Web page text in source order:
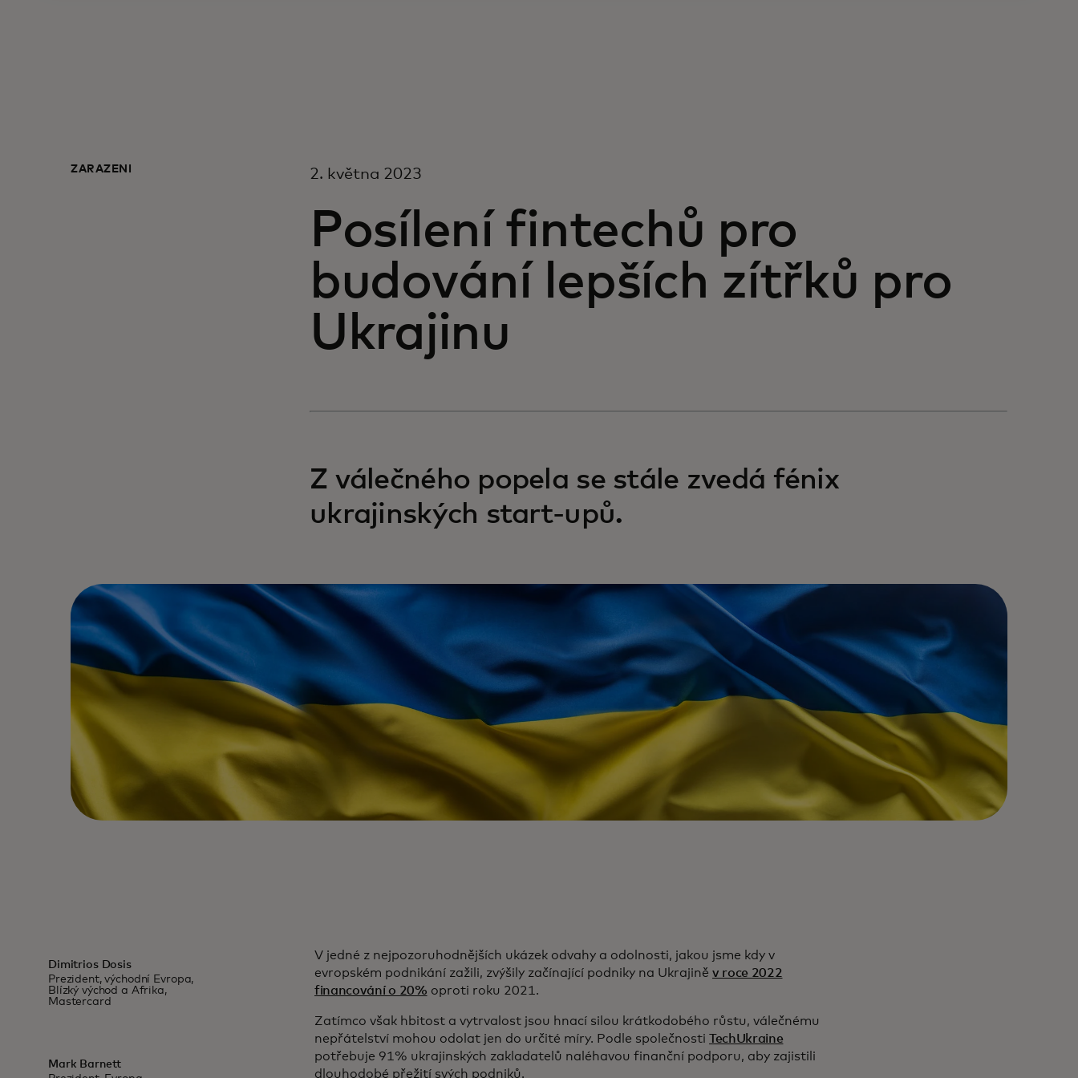
ZAŘAZENÍ 2. května 2023
Posílení fintechů pro
budování lepších zítřků pro
Ukrajinu
Z válečného popela se stále zvedá fénix
ukrajinských start-upů.
Dimitrios Dosis
Prezident, východní Evropa,
Blízký východ a Afrika,
Mastercard
Mark Barnett
V jedné z nejpozoruhodnějších ukázek odvahy a odolnosti, jakou jsme kdy v
evropském podnikání zažili, zvýšily začínající podniky na Ukrajině v roce 2022
financování o 20% oproti roku 2021.
Zatímco však hbitost a vytrvalost jsou hnací silou krátkodobého růstu, válečnému
nepřátelství mohou odolat jen do určité míry. Podle společnosti TechUkraine
potřebuje 91% ukrajinských zakladatelů naléhavou finanční podporu, aby zajistili
dlouhodobé přežití svých podniků.